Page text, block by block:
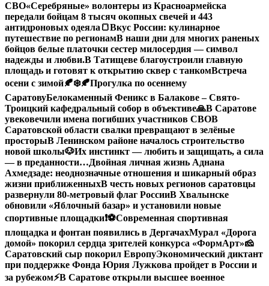
СВО«Серебряные» волонтеры из Красноармейска
передали бойцам 8 тысяч окопных свечей и 443
антидроновых одеяла 🍞Вкус России: кулинарное
путешествие по регионамВ наши дни для многих раненых
бойцов белые платочки сестер милосердия — символ
надежды и любви.В Татищеве благоустроили главную
площадь и готовят к открытию сквер с танкомВстреча
осени с зимой🍂❄️🍂Прогулка по осеннему
СаратовуБелокаменный Феникс в Балакове – Свято-
Троицкий кафедральный собор в объективе🙏В Саратове
увековечили имена погибших участников СВОВ
Саратовской области свалки превращают в зелёные
просторыВ Ленинском районе началось строительство
новой школы🐶Их инстинкт — любить и защищать, а сила
— в преданности…Двойная личная жизнь Аднана
Ахмедзаде: неоднозначные отношения и шикарный образ
жизни приближенныхВ честь новых регионов саратовцы
развернули 80-метровый флаг РоссииВ Хвалынске
обновили «Яблочный базар» и установили новые
спортивные площадки❗️⚽️Современная спортивная
площадка и фонтан появились в ДергачахМурал «Дорога
домой» покорил сердца зрителей конкурса «ФормАрт»🧀
Саратовский сыр покорил ЕвропуЭкономический диктант
при поддержке Фонда Юрия Лужкова пройдет в России и
за рубежом⚡️В Саратове открыли высшее военное